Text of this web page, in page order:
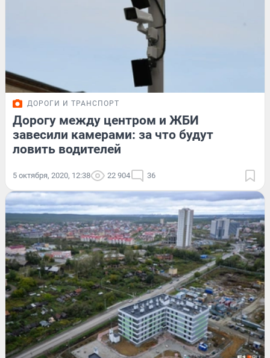
ДОРОГИ И ТРАНСПОРТ
Дорогу между центром и ЖБИ
завесили камерами: за что будут
ловить водителей
5 октября, 2020, 12:38 22 904 36